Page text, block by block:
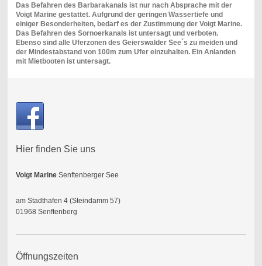
Das Befahren des Barbarakanals ist nur nach Absprache mit der
Voigt Marine gestattet. Aufgrund der geringen Wassertiefe und
einiger Besonderheiten, bedarf es der Zustimmung der Voigt Marine.
Das Befahren des Sornoerkanals ist untersagt und verboten.
Ebenso sind alle Uferzonen des Geierswalder See´s zu meiden und
der Mindestabstand von 100m zum Ufer einzuhalten. Ein Anlanden
mit Mietbooten ist untersagt.
Hier finden Sie uns
Voigt MarineSenftenberger See
am Stadthafen 4 (Steindamm 57)
01968 Senftenberg
Öffnungszeiten